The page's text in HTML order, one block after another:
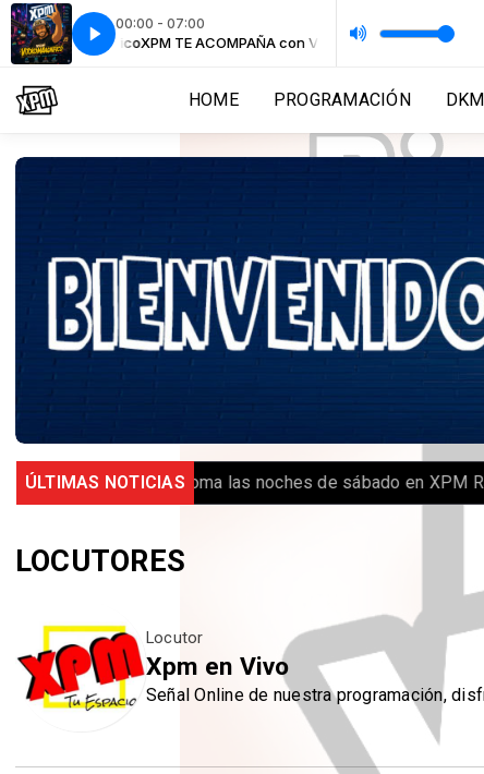
00:00 - 07:00
VitokoMagnifico XPM TE ACOMPAÑA con VitokoMagnifico
HOME PROGRAMACIÓN
ÚLTIMAS NOTICIAS
️ Royal Random se toma las noches de sábado en XPM Radio
LOCUTORES
Locutor
Xpm en Vivo
Señal Online de nuestra programación,